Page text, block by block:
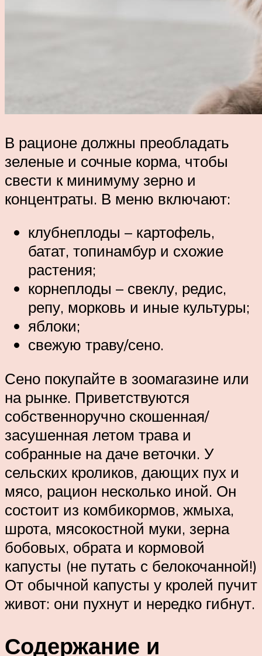
В рационе должны преобладать
зеленые и сочные корма, чтобы
свести к минимуму зерно и
концентраты. В меню включают:
клубнеплоды – картофель,
батат, топинамбур и схожие
растения;
корнеплоды – свеклу, редис,
репу, морковь и иные культуры;
яблоки;
свежую траву/сено.
Сено покупайте в зоомагазине или
на рынке. Приветствуются
собственноручно скошенная/
засушенная летом трава и
собранные на даче веточки. У
сельских кроликов, дающих пух и
мясо, рацион несколько иной. Он
состоит из комбикормов, жмыха,
шрота, мясокостной муки, зерна
бобовых, обрата и кормовой
капусты (не путать с белокочанной!)
От обычной капусты у кролей пучит
живот: они пухнут и нередко гибнут.
Содержание и